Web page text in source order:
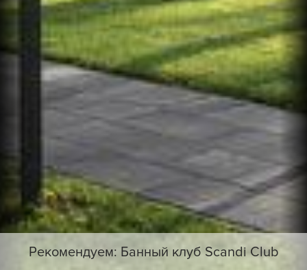
Рекомендуем: Банный клуб Scandi Club